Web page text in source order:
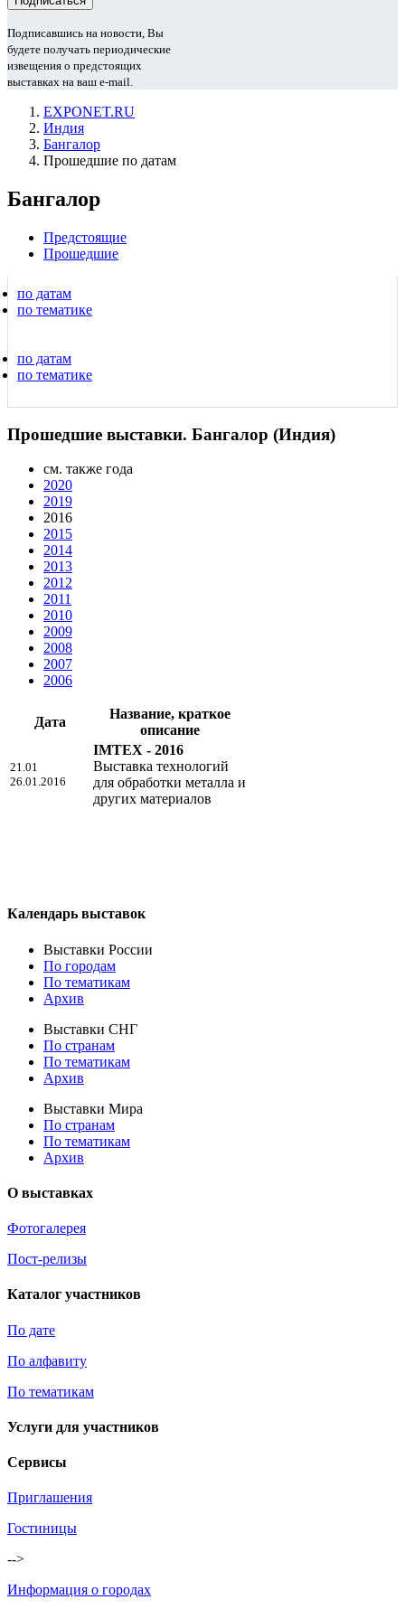
Подписавшись на новости, Вы
будете получать периодические
извещения о предстоящих
выставках на ваш e-mail.
EXPONET.RU
Индия
Бангалор
Прошедшие по датам
Бангалор
Предстоящие
Прошедшие
по датам
по тематике
по датам
по тематике
Прошедшие выставки. Бангалор (Индия)
см. также года
2020
2019
2016
2015
2014
2013
2012
2011
2010
2009
2008
2007
2006
Дата
Название, краткое
описание
21.01
26.01.2016
IMTEX - 2016
Выставка технологий
для обработки металла и
других материалов
Календарь выставок
Выставки России
По городам
По тематикам
Архив
Выставки СНГ
По странам
По тематикам
Архив
Выставки Мира
По странам
По тематикам
Архив
О выставках
Фотогалерея
Пост-релизы
Каталог участников
По дате
По алфавиту
По тематикам
Услуги для участников
Сервисы
Приглашения
Гостиницы
-->
Информация о городах